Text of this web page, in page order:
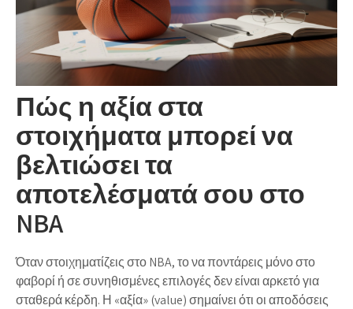
Πώς η αξία στα
στοιχήματα μπορεί να
βελτιώσει τα
αποτελέσματά σου στο
NBA
Όταν στοιχηματίζεις στο NBA, το να ποντάρεις μόνο στο
φαβορί ή σε συνηθισμένες επιλογές δεν είναι αρκετό για
σταθερά κέρδη. Η «αξία» (value) σημαίνει ότι οι αποδόσεις